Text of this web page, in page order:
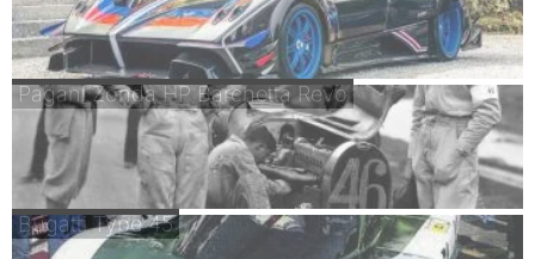
Pagani Zonda HP Barchetta Revo
Bugatti Type 45